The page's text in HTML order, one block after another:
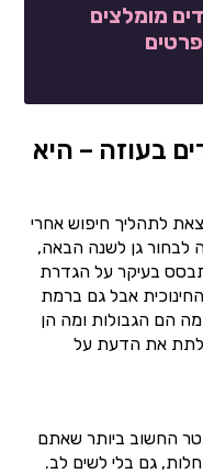
מומלצים
בעוזה – היא
לתהליך חיפוש אחרי
גן לשנה הבאה,
בעיקר על הגדרת
אבל גם ברמת
הם הגבולות ומה הן
לתת את הדעת על
החשוב ביותר שאתם
גם בלי לשים לב.